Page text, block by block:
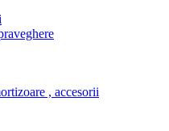
, accesorii